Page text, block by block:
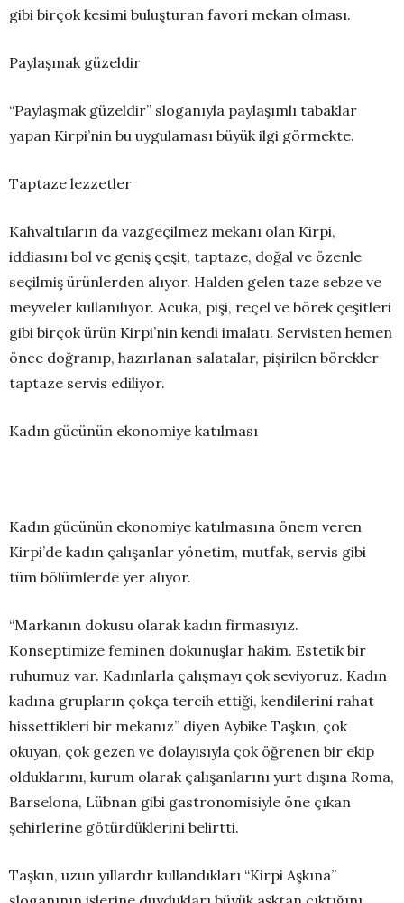
gibi birçok kesimi buluşturan favori mekan olması.
Paylaşmak güzeldir
“Paylaşmak güzeldir” sloganıyla paylaşımlı tabaklar
yapan Kirpi’nin bu uygulaması büyük ilgi görmekte.
Taptaze lezzetler
Kahvaltıların da vazgeçilmez mekanı olan Kirpi,
iddiasını bol ve geniş çeşit, taptaze, doğal ve özenle
seçilmiş ürünlerden alıyor. Halden gelen taze sebze ve
meyveler kullanılıyor. Acuka, pişi, reçel ve börek çeşitleri
gibi birçok ürün Kirpi’nin kendi imalatı. Servisten hemen
önce doğranıp, hazırlanan salatalar, pişirilen börekler
taptaze servis ediliyor.
Kadın gücünün ekonomiye katılması
Kadın gücünün ekonomiye katılmasına önem veren
Kirpi’de kadın çalışanlar yönetim, mutfak, servis gibi
tüm bölümlerde yer alıyor.
“Markanın dokusu olarak kadın firmasıyız.
Konseptimize feminen dokunuşlar hakim. Estetik bir
ruhumuz var. Kadınlarla çalışmayı çok seviyoruz. Kadın
kadına grupların çokça tercih ettiği, kendilerini rahat
hissettikleri bir mekanız” diyen Aybike Taşkın, çok
okuyan, çok gezen ve dolayısıyla çok öğrenen bir ekip
olduklarını, kurum olarak çalışanlarını yurt dışına Roma,
Barselona, Lübnan gibi gastronomisiyle öne çıkan
şehirlerine götürdüklerini belirtti.
Taşkın, uzun yıllardır kullandıkları “Kirpi Aşkına”